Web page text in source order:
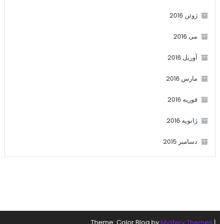
ژوئن 2016
می 2016
آوریل 2016
مارس 2016
فوریه 2016
ژانویه 2016
دسامبر 2015